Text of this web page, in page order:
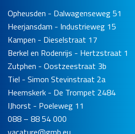
Opheusden - Dalwagenseweg 51
Heerjansdam - Industrieweg 15
Kampen - Dieselstraat 17
Berkel en Rodenrijs - Hertzstraat 1
Zutphen - Oostzeestraat 3b
Tiel - Simon Stevinstraat 2a
Heemskerk - De Trompet 2484
IJhorst - Poeleweg 11
088 – 88 54 000